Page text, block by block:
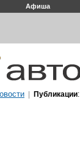
Афиша
Публикации: